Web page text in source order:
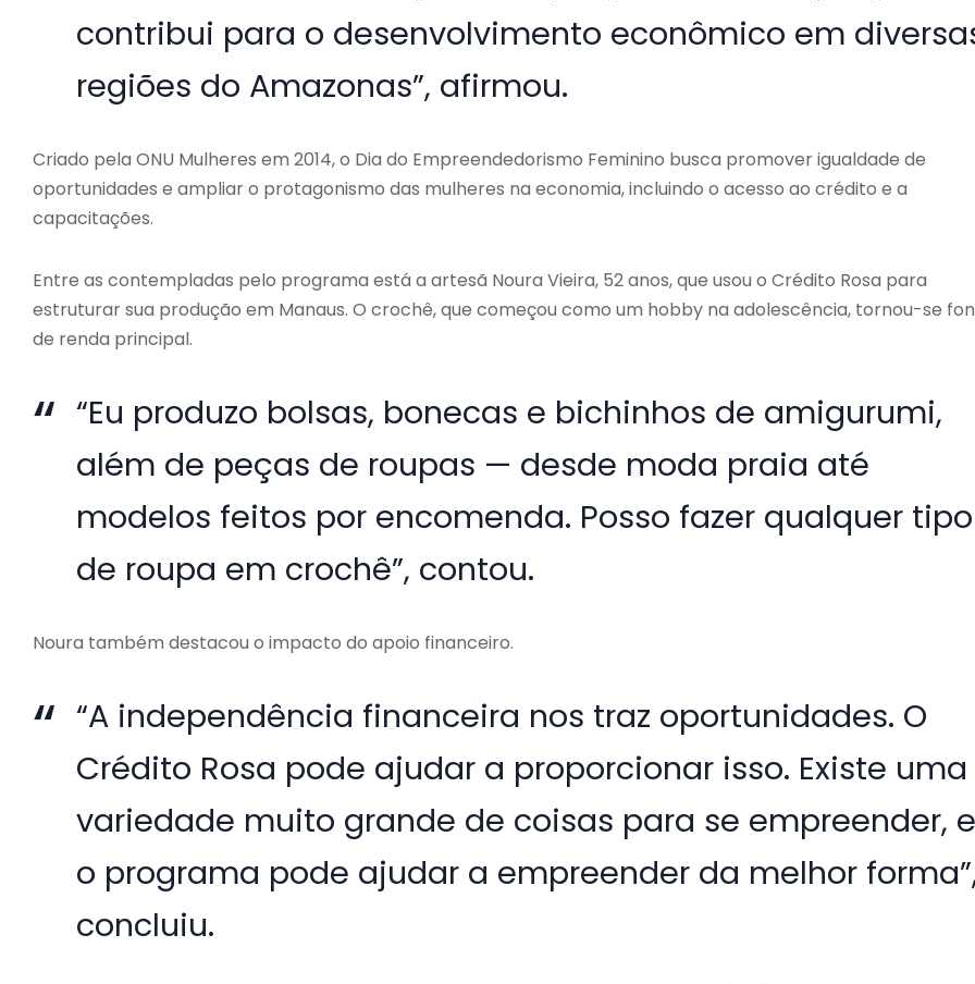
contribui para o desenvolvimento econômico em
regiões do Amazonas”, afirmou.
Criado pela ONU Mulheres em 2014, o Dia do Empreendedorismo Feminino busca promover igualdade de
oportunidades e ampliar o protagonismo das mulheres na economia, incluindo o acesso ao crédito e a
capacitações.
Entre as contempladas pelo programa está a artesã Noura Vieira, 52 anos, que usou o Crédito Rosa para
estruturar sua produção em Manaus. O crochê, que começou como um hobby na adolescência, tornou-se
de renda principal.
“Eu produzo bolsas, bonecas e bichinhos de amigurumi,
além de peças de roupas — desde moda praia até
modelos feitos por encomenda. Posso fazer qualquer tipo
de roupa em crochê”, contou.
Noura também destacou o impacto do apoio financeiro.
“A independência financeira nos traz oportunidades. O
Crédito Rosa pode ajudar a proporcionar isso. Existe uma
variedade muito grande de coisas para se empreender,
o programa pode ajudar a empreender da melhor
concluiu.